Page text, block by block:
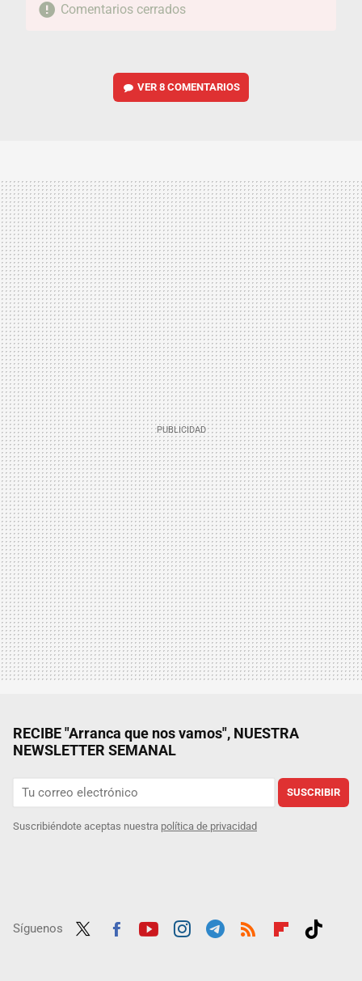
Comentarios cerrados
VER8 COMENTARIOS
RECIBE "Arranca que nos vamos", NUESTRA
NEWSLETTER SEMANAL
SUSCRIBIR
Suscribiéndote aceptas nuestra política de privacidad
Síguenos